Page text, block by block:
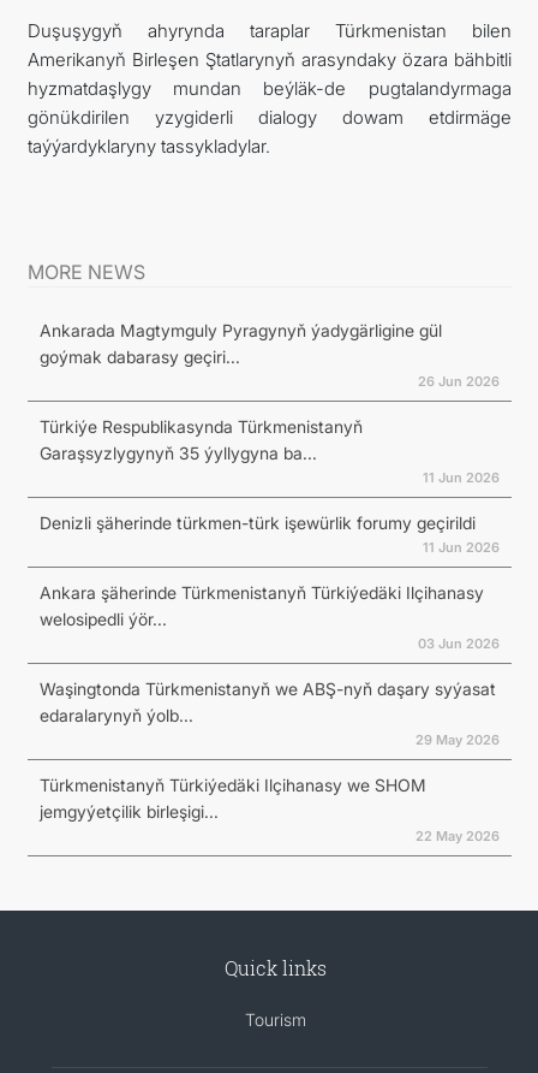
Duşuşygyň ahyrynda taraplar Türkmenistan bilen
Amerikanyň Birleşen Ştatlarynyň arasyndaky özara bähbitli
hyzmatdaşlygy mundan beýläk-de pugtalandyrmaga
gönükdirilen yzygiderli dialogy dowam etdirmäge
taýýardyklaryny tassykladylar.
MORE NEWS
Ankarada Magtymguly Pyragynyň ýadygärligine gül
goýmak dabarasy geçiri...
26 Jun 2026
Türkiýe Respublikasynda Türkmenistanyň
Garaşsyzlygynyň 35 ýyllygyna ba...
11 Jun 2026
Denizli şäherinde türkmen-türk işewürlik forumy geçirildi
11 Jun 2026
Ankara şäherinde Türkmenistanyň Türkiýedäki Ilçihanasy
welosipedli ýör...
03 Jun 2026
Waşingtonda Türkmenistanyň we ABŞ-nyň daşary syýasat
edaralarynyň ýolb...
29 May 2026
Türkmenistanyň Türkiýedäki Ilçihanasy we SHOM
jemgyýetçilik birleşigi...
22 May 2026
Quick links
Tourism